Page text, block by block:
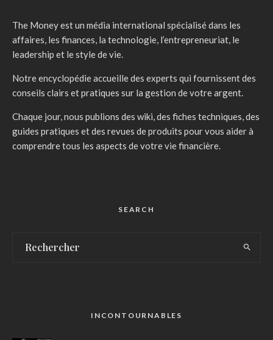
The Money est un média international spécialisé dans les
affaires, les finances, la technologie, l’entrepreneuriat, le
leadership et le style de vie.
Notre encyclopédie accueille des experts qui fournissent des
conseils clairs et pratiques sur la gestion de votre argent.
Chaque jour, nous publions des wiki, des fiches techniques, des
guides pratiques et des revues de produits pour vous aider à
comprendre tous les aspects de votre vie financière.
SEARCH
INCONTOURNABLES